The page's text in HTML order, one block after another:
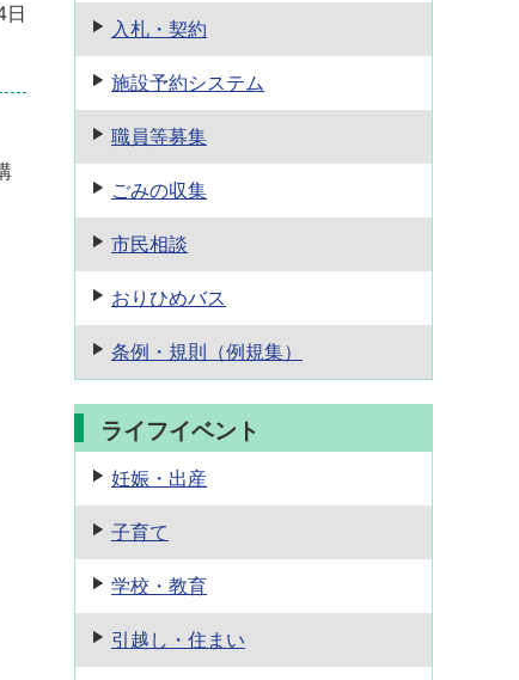
日
入札・契約
施設予約システム
職員等募集
ごみの収集
市民相談
おりひめバス
条例・規則 （例規集）
ライフイベント
妊娠・出産
子育て
学校・教育
引越し・住まい